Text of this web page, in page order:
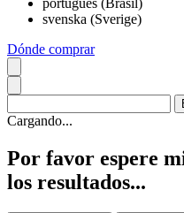
português (Brasil)
svenska (Sverige)
Dónde comprar
Cargando...
Por favor espere
los resultados...